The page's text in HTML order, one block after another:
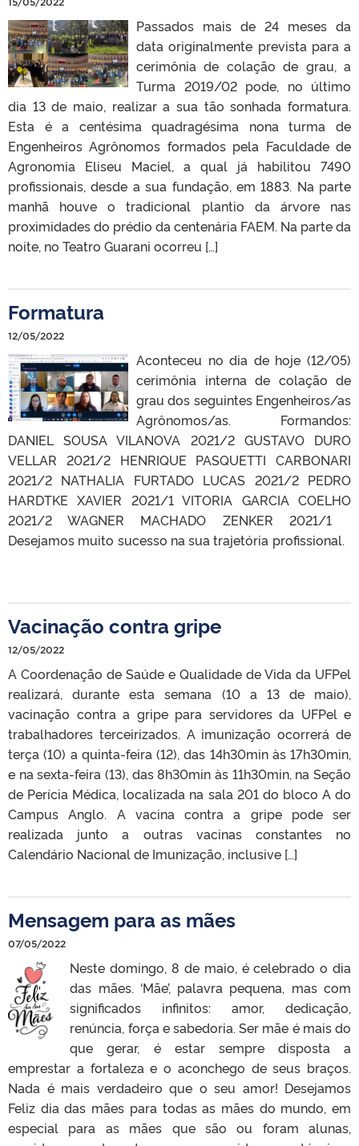
Passados mais de 24 meses da
data originalmente prevista para a
cerimônia de colação de grau, a
Turma 2019/02 pode, no último
dia 13 de maio, realizar a sua tão sonhada formatura.
Esta é a centésima quadragésima nona turma de
Engenheiros Agrônomos formados pela Faculdade de
Agronomia Eliseu Maciel, a qual já habilitou 7490
profissionais, desde a sua fundação, em 1883. Na parte
manhã houve o tradicional plantio da árvore nas
proximidades do prédio da centenária FAEM. Na parte da
noite, no Teatro Guarani ocorreu […]
Formatura
12/05/2022
Aconteceu no dia de hoje (12/05)
cerimônia interna de colação de
grau dos seguintes Engenheiros/as
Agrônomos/as. Formandos:
DANIEL SOUSA VILANOVA 2021/2 GUSTAVO DURO
VELLAR 2021/2 HENRIQUE PASQUETTI CARBONARI
2021/2 NATHALIA FURTADO LUCAS 2021/2 PEDRO
HARDTKE XAVIER 2021/1 VITORIA GARCIA COELHO
2021/2 WAGNER MACHADO ZENKER 2021/1
Desejamos muito sucesso na sua trajetória profissional.
Vacinação contra gripe
12/05/2022
A Coordenação de Saúde e Qualidade de Vida da UFPel
realizará, durante esta semana (10 a 13 de maio),
vacinação contra a gripe para servidores da UFPel e
trabalhadores terceirizados. A imunização ocorrerá de
terça (10) a quinta-feira (12), das 14h30min às 17h30min,
e na sexta-feira (13), das 8h30min às 11h30min, na Seção
de Perícia Médica, localizada na sala 201 do bloco A do
Campus Anglo. A vacina contra a gripe pode ser
realizada junto a outras vacinas constantes no
Calendário Nacional de Imunização, inclusive […]
Mensagem para as mães
07/05/2022
Neste domingo, 8 de maio, é celebrado o dia
das mães. ‘Mãe’, palavra pequena, mas com
significados infinitos: amor, dedicação,
renúncia, força e sabedoria. Ser mãe é mais do
que gerar, é estar sempre disposta a
emprestar a fortaleza e o aconchego de seus braços.
Nada é mais verdadeiro que o seu amor! Desejamos
Feliz dia das mães para todas as mães do mundo, em
especial para as mães que são ou foram alunas,